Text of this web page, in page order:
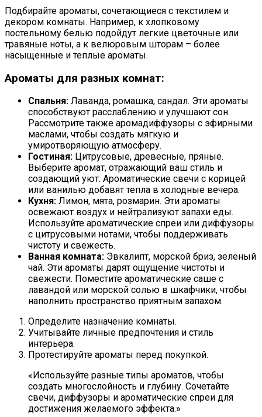
Подбирайте ароматы, сочетающиеся с текстилем и
декором комнаты. Например, к хлопковому
постельному белью подойдут легкие цветочные или
травяные ноты, а к велюровым шторам – более
насыщенные и теплые ароматы.
Ароматы для разных комнат:
Спальня: Лаванда, ромашка, сандал. Эти ароматы
способствуют расслаблению и улучшают сон.
Рассмотрите также аромадиффузоры с эфирными
маслами, чтобы создать мягкую и
умиротворяющую атмосферу.
Гостиная: Цитрусовые, древесные, пряные.
Выберите аромат, отражающий ваш стиль и
создающий уют. Ароматические свечи с корицей
или ванилью добавят тепла в холодные вечера.
Кухня: Лимон, мята, розмарин. Эти ароматы
освежают воздух и нейтрализуют запахи еды.
Используйте ароматические спреи или диффузоры
с цитрусовыми нотами, чтобы поддерживать
чистоту и свежесть.
Ванная комната: Эвкалипт, морской бриз, зеленый
чай. Эти ароматы дарят ощущение чистоты и
свежести. Поместите ароматические саше с
лавандой или морской солью в шкафчики, чтобы
наполнить пространство приятным запахом.
Определите назначение комнаты.
Учитывайте личные предпочтения и стиль
интерьера.
Протестируйте ароматы перед покупкой.
«Используйте разные типы ароматов, чтобы
создать многослойность и глубину. Сочетайте
свечи, диффузоры и ароматические спреи для
достижения желаемого эффекта.»